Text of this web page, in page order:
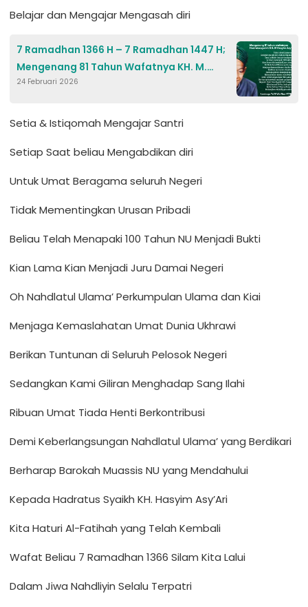
Belajar dan Mengajar Mengasah diri
7 Ramadhan 1366 H – 7 Ramadhan 1447 H;
Mengenang 81 Tahun Wafatnya KH. M.
Hasyim Asy’ari
24 Februari 2026
Setia & Istiqomah Mengajar Santri
Setiap Saat beliau Mengabdikan diri
Untuk Umat Beragama seluruh Negeri
Tidak Mementingkan Urusan Pribadi
Beliau Telah Menapaki 100 Tahun NU Menjadi Bukti
Kian Lama Kian Menjadi Juru Damai Negeri
Oh Nahdlatul Ulama’ Perkumpulan Ulama dan Kiai
Menjaga Kemaslahatan Umat Dunia Ukhrawi
Berikan Tuntunan di Seluruh Pelosok Negeri
Sedangkan Kami Giliran Menghadap Sang Ilahi
Ribuan Umat Tiada Henti Berkontribusi
Demi Keberlangsungan Nahdlatul Ulama’ yang Berdikari
Berharap Barokah Muassis NU yang Mendahului
Kepada Hadratus Syaikh KH. Hasyim Asy’Ari
Kita Haturi Al-Fatihah yang Telah Kembali
Wafat Beliau 7 Ramadhan 1366 Silam Kita Lalui
Dalam Jiwa Nahdliyin Selalu Terpatri